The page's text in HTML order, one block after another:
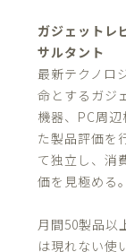
ガジェットレ
サルタント
最新テクノロ
命とするガジ
機器、PC周
た製品評価を
て独立し、消
価を見極める。
月間50製品以
は現れない使